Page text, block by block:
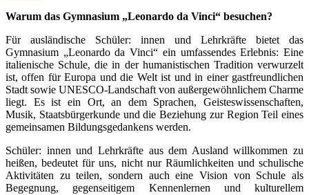
Warum das Gymnasium „Leonardo da Vinci“ besuchen?
Für ausländische Schüler: innen und Lehrkräfte bietet das
Gymnasium „Leonardo da Vinci“ ein umfassendes Erlebnis: Eine
italienische Schule, die in der humanistischen Tradition verwurzelt
ist, offen für Europa und die Welt ist und in einer gastfreundlichen
Stadt sowie UNESCO-Landschaft von außergewöhnlichem Charme
liegt. Es ist ein Ort, an dem Sprachen, Geisteswissenschaften,
Musik, Staatsbürgerkunde und die Beziehung zur Region Teil eines
gemeinsamen Bildungsgedankens werden.
Schüler: innen und Lehrkräfte aus dem Ausland willkommen zu
heißen, bedeutet für uns, nicht nur Räumlichkeiten und schulische
Aktivitäten zu teilen, sondern auch eine Vision von Schule als
Begegnung, gegenseitigem Kennenlernen und kulturellem